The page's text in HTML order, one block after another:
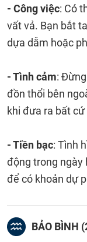
- Công việc: Có
vất vả. Bạn bắt
dựa dẫm hoặc
- Tình cảm:
đồn thổi bên
khi đưa ra bất
- Tiền bạc: Tình
động trong ngày
để có khoản dự
BẢO BÌNH